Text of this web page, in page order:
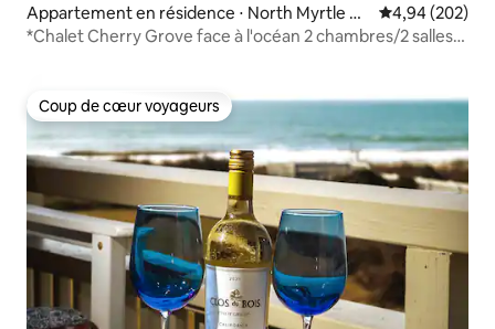
Appartement en résidence ⋅ North Myrtle Be
ach
Évaluation
4,94 (202)
*Chalet Cherry Grove face à l'océan 2 chambres/2 salles
Coup de cœur voyageurs
Coup de cœur voyageurs